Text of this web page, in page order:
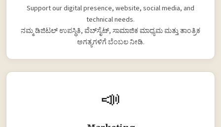
Support our digital presence, website, social media, and
technical needs.
ನಮ್ಮ ಡಿಜಿಟಲ್ ಉಪಸ್ಥಿತಿ, ವೆಬ್‌ಸೈಟ್, ಸಾಮಾಜಿಕ ಮಾಧ್ಯಮ ಮತ್ತು ತಾಂತ್ರಿಕ
ಅಗತ್ಯಗಳಿಗೆ ಬೆಂಬಲ ನೀಡಿ.
📣